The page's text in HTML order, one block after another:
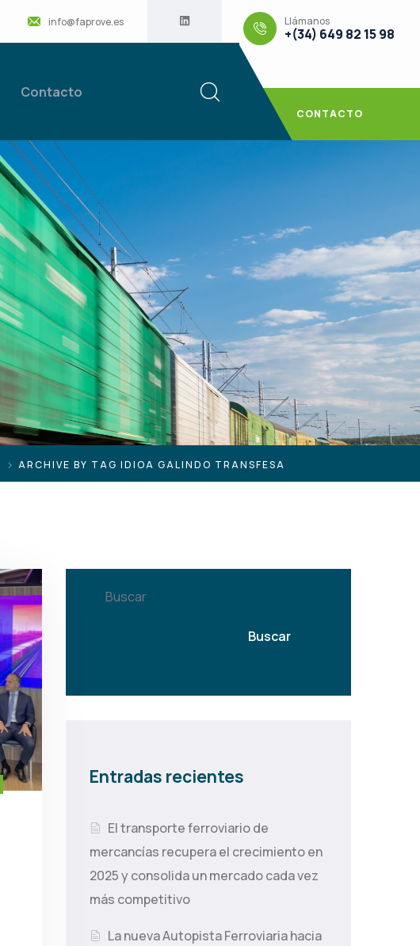
info@faprove.es Llámanos
+(34) 649 82 15 98
Contacto
CONTACTO
ARCHIVE BY TAG IDIOA GALINDO TRANSFESA
Buscar
Buscar
Entradas recientes
El transporte ferroviario de
mercancías recupera el crecimiento en
2025 y consolida un mercado cada vez
más competitivo
La nueva Autopista Ferroviaria hacia